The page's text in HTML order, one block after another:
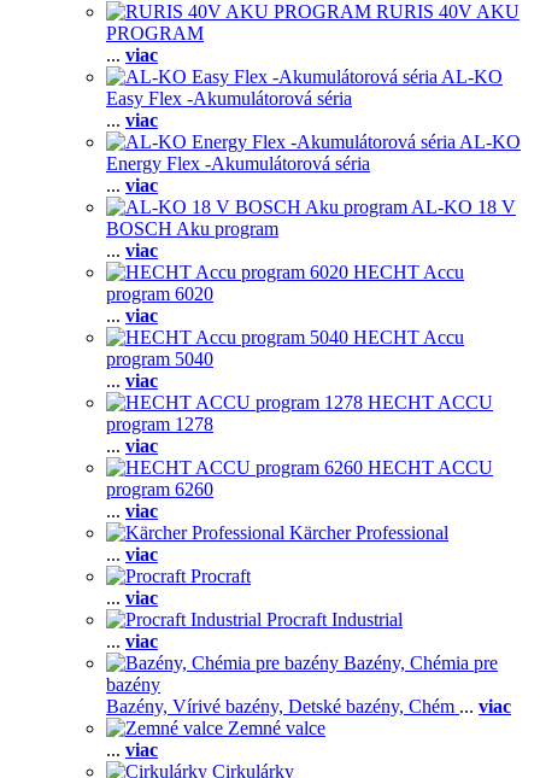
RURIS 40V AKU
PROGRAM
... viac
AL-KO
Easy Flex -Akumulátorová séria
... viac
AL-KO
Energy Flex -Akumulátorová séria
... viac
AL-KO 18 V
BOSCH Aku program
... viac
HECHT Accu
program 6020
... viac
HECHT Accu
program 5040
... viac
HECHT ACCU
program 1278
... viac
HECHT ACCU
program 6260
... viac
Kärcher Professional
... viac
Procraft
... viac
Procraft Industrial
... viac
Bazény, Chémia pre
bazény
Bazény, Vírivé bazény, Detské bazény, Chém ... viac
Zemné valce
... viac
Cirkulárky